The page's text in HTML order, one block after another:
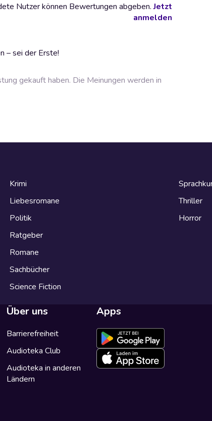
– sei der Erste!
Nutzer können Bewertungen abgeben.Jetzt
anmelden
gekauft haben. Die Meinungen werden in
Krimi
Liebesromane
Politik
Ratgeber
Romane
Sachbücher
Science Fiction
Thriller
Horror
Über uns
Barrierefreiheit
Audioteka Club
Audioteka in anderen
Ländern
Apps